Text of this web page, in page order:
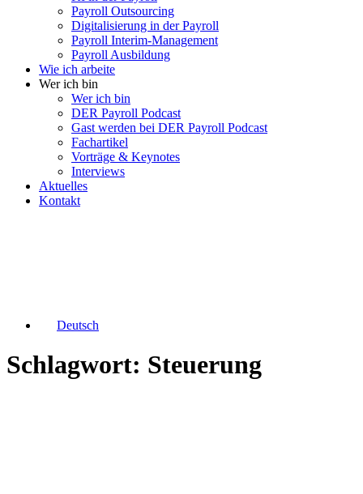
Payroll Outsourcing
Digitalisierung in der Payroll
Payroll Interim-Management
Payroll Ausbildung
Wie ich arbeite
Wer ich bin
Wer ich bin
DER Payroll Podcast
Gast werden bei DER Payroll Podcast
Fachartikel
Vorträge & Keynotes
Interviews
Aktuelles
Kontakt
Deutsch
Schlagwort: Steuerung